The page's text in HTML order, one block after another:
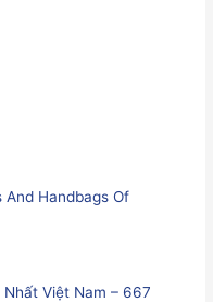
And Handbags Of
Việt Nam – 667